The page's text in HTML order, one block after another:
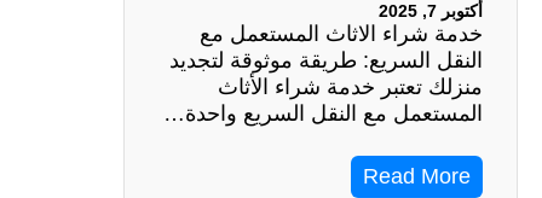
أكتوبر 7, 2025
خدمة شراء الاثاث المستعمل مع
النقل السريع: طريقة موثوقة لتجديد
منزلك تعتبر خدمة شراء الأثاث
المستعمل مع النقل السريع واحدة…
Read More